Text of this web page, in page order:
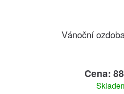
Vánoční
Cena: